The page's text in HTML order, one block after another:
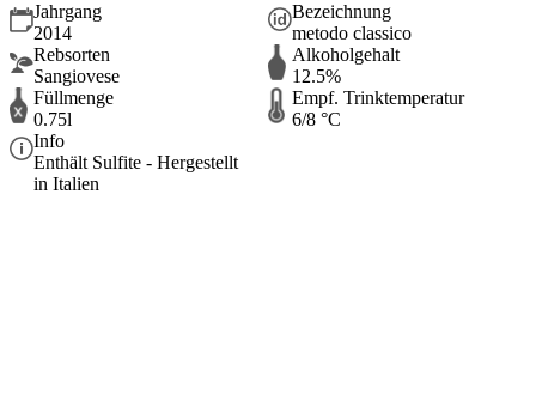
Jahrgang
2014
Bezeichnung
metodo classico
Rebsorten
Sangiovese
Alkoholgehalt
12.5%
Füllmenge
0.75l
Empf. Trinktemperatur
6/8 °C
Info
Enthält Sulfite - Hergestellt
in Italien